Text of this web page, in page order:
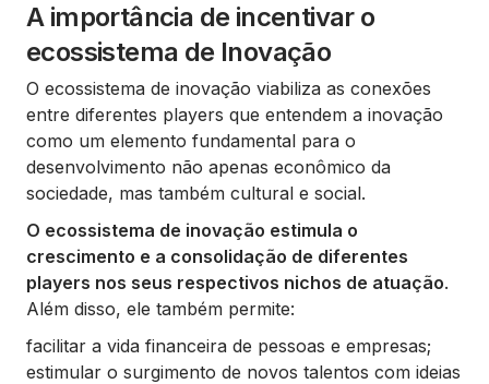
A importância de incentivar o
ecossistema de Inovação
O ecossistema de inovação viabiliza as conexões
entre diferentes players que entendem a inovação
como um elemento fundamental para o
desenvolvimento não apenas econômico da
sociedade, mas também cultural e social.
O ecossistema de inovação estimula o
crescimento e a consolidação de diferentes
players nos seus respectivos nichos de atuação.
Além disso, ele também permite:
facilitar a vida financeira de pessoas e empresas;
estimular o surgimento de novos talentos com ideias